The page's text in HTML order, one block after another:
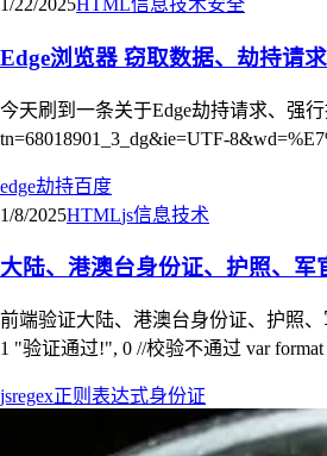
1/22/2025HTML信息技术安全
Edge浏览器 窃取数据、劫持请
今天刷到一条关于Edge劫持请求、强
tn=68018901_3_dg&ie=UTF-
edge劫持百度
1/8/2025HTMLjs信息技术
大陆、港澳台身份证、护照、军
前端验证大陆、港澳台身份证、护照
1 "验证通过!", 0 //校验不通过 var
jsregex正则表达式身份证